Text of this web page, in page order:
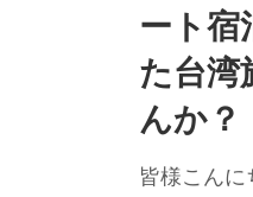
ート宿
た台湾
んか？
皆様こんに